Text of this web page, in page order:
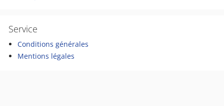
Service
Conditions générales
Mentions légales